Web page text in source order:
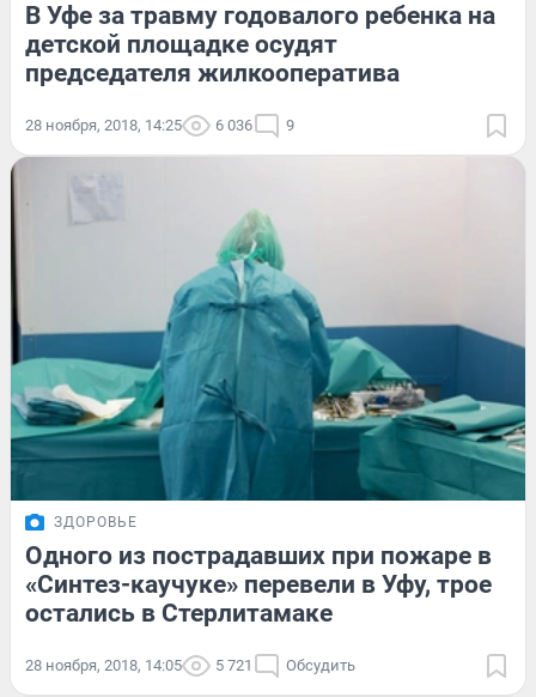
В Уфе за травму годовалого ребенка на
детской площадке осудят
председателя жилкооператива
28 ноября, 2018, 14:25 6 036 9
ЗДОРОВЬЕ
Одного из пострадавших при пожаре в
«Синтез-каучуке» перевели в Уфу, трое
остались в Стерлитамаке
28 ноября, 2018, 14:05 5 721 Обсудить